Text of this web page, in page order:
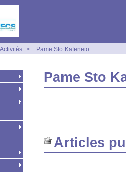
Activités > Pame Sto Kafeneio
Pame Sto
Articles